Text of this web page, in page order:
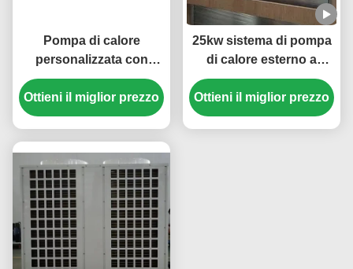
Pompa di calore
personalizzata con
sorgente d'aria da 30
HP con refrigerante
R410A e compressore
Ottieni il miglior prezzo
25kw sistema di pompa
di calore esterno a
sorgente d'aria 304
materiale in lamiera
metallica
Ottieni il miglior prezzo